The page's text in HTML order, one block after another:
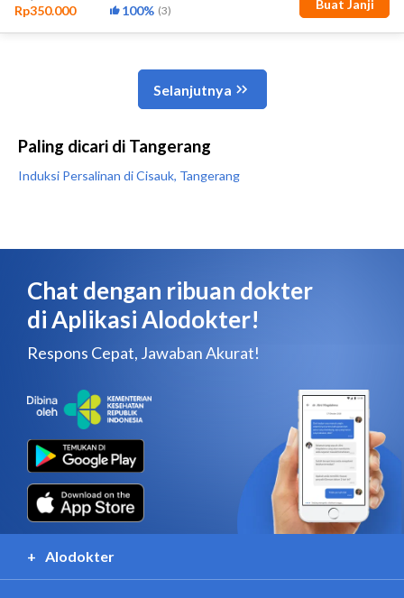
Paling dicari di Tangerang
Induksi Persalinan di Cisauk, Tangerang